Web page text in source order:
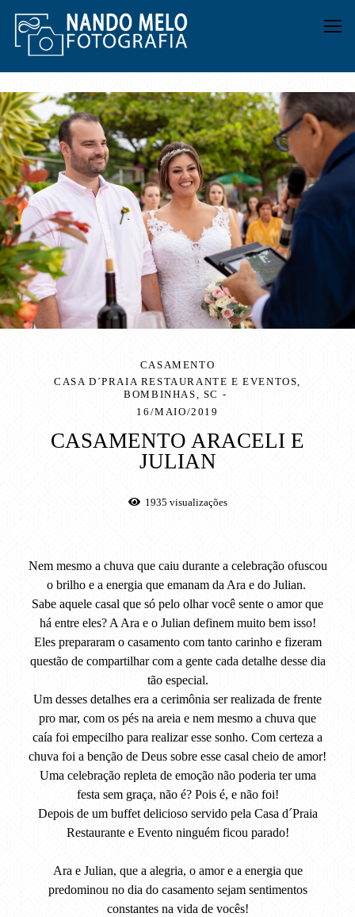
CASAMENTO
CASA D´PRAIA RESTAURANTE E EVENTOS,
BOMBINHAS, SC
16/MAIO/2019
CASAMENTO ARACELI E
JULIAN
1935 visualizações
Nem mesmo a chuva que caiu durante a celebração ofuscou
o brilho e a energia que emanam da Ara e do Julian.
Sabe aquele casal que só pelo olhar você sente o amor que
há entre eles? A Ara e o Julian definem muito bem isso!
Eles prepararam o casamento com tanto carinho e fizeram
questão de compartilhar com a gente cada detalhe desse dia
tão especial.
Um desses detalhes era a cerimônia ser realizada de frente
pro mar, com os pés na areia e nem mesmo a chuva que
caía foi empecilho para realizar esse sonho. Com certeza a
chuva foi a benção de Deus sobre esse casal cheio de amor!
Uma celebração repleta de emoção não poderia ter uma
festa sem graça, não é? Pois é, e não foi!
Depois de um buffet delicioso servido pela Casa d´Praia
Restaurante e Evento ninguém ficou parado!
Ara e Julian, que a alegria, o amor e a energia que
predominou no dia do casamento sejam sentimentos
constantes na vida de vocês!